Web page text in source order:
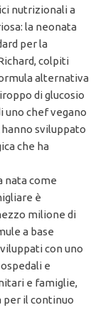
nutrizionali a
la neonata
per la
colpiti
alternativa
di glucosio
uno chef vegano
sviluppato
che ha
nata come
è
milione di
a base
con uno
e
e famiglie,
per il continuo